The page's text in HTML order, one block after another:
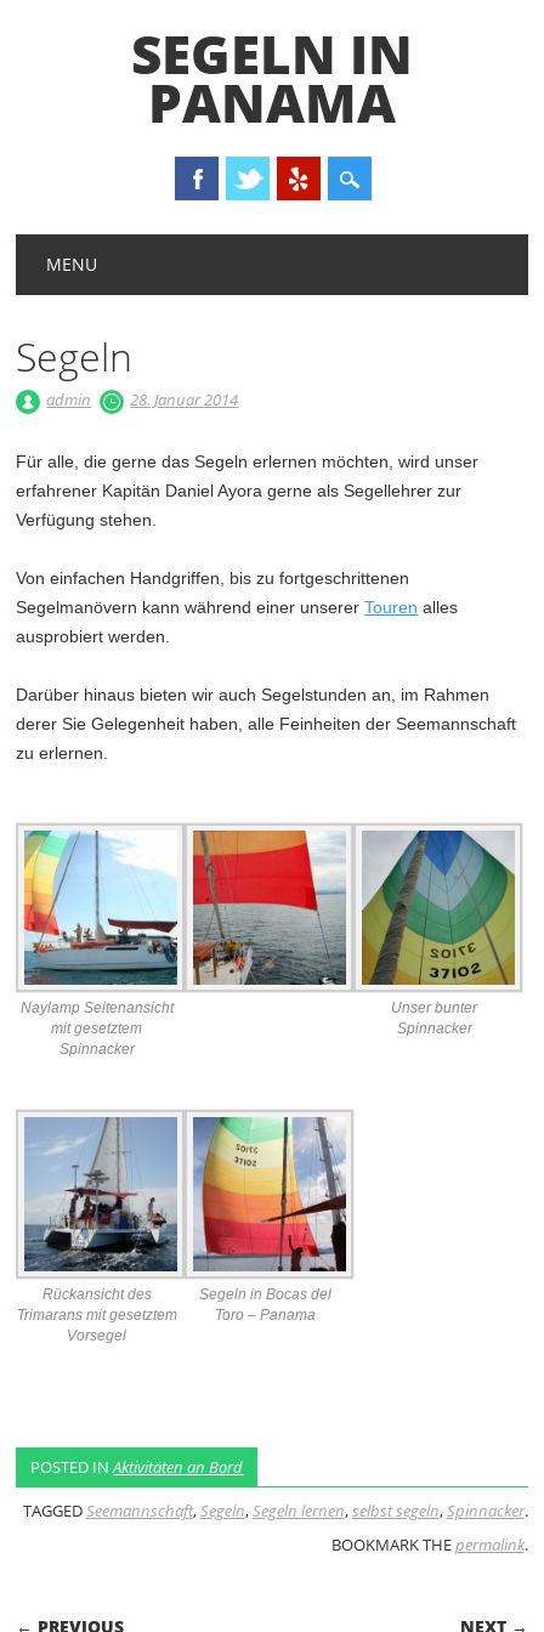
SEGELN IN
PANAMA
Main menu
MENU
Segeln
admin 28. Januar 2014
Für alle, die gerne das Segeln erlernen möchten, wird unser
erfahrener Kapitän Daniel Ayora gerne als Segellehrer zur
Verfügung stehen.
Von einfachen Handgriffen, bis zu fortgeschrittenen
Segelmanövern kann während einer unsererTouren alles
ausprobiert werden.
Darüber hinaus bieten wir auch Segelstunden an, im Rahmen
derer Sie Gelegenheit haben, alle Feinheiten der Seemannschaft
zu erlernen.
Naylamp Seitenansicht
mit gesetztem
Spinnacker
Unser bunter
Spinnacker
Rückansicht des
Trimarans mit gesetztem
Vorsegel
Segeln in Bocas del
Toro – Panama
POSTED INAktivitäten an Bord
TAGGEDSeemannschaft,Segeln,Segeln lernen,selbst segeln,Spinnacker.
BOOKMARK THEpermalink.
POST NAVIGATION
← PREVIOUS NEXT →